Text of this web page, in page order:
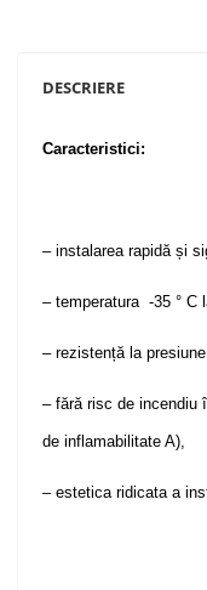
DESCRIERE
Caracteristici:
– instalarea rapidă și
– temperatura -35 ° C
– rezistență la
– fără risc de incendiu
de inflamabilitate A),
– estetica ridicata a